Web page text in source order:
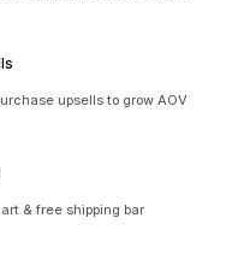
upsells to grow AOV
& free shipping bar